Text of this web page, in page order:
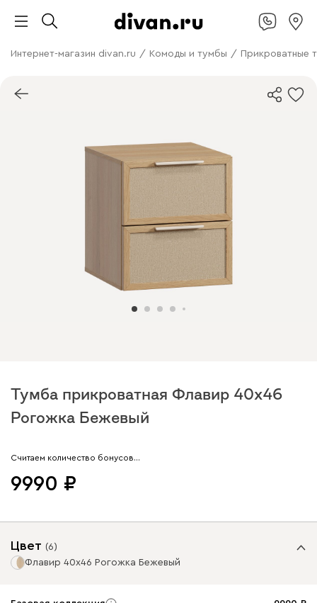
Интернет-магазин divan.ru / Комоды и тумбы / Прикроватные
Тумба прикроватная Флавир 40x46
Рогожка Бежевый
Считаем количество бонусов…
9990
Цвет (6)
Флавир 40x46 Рогожка Бежевый